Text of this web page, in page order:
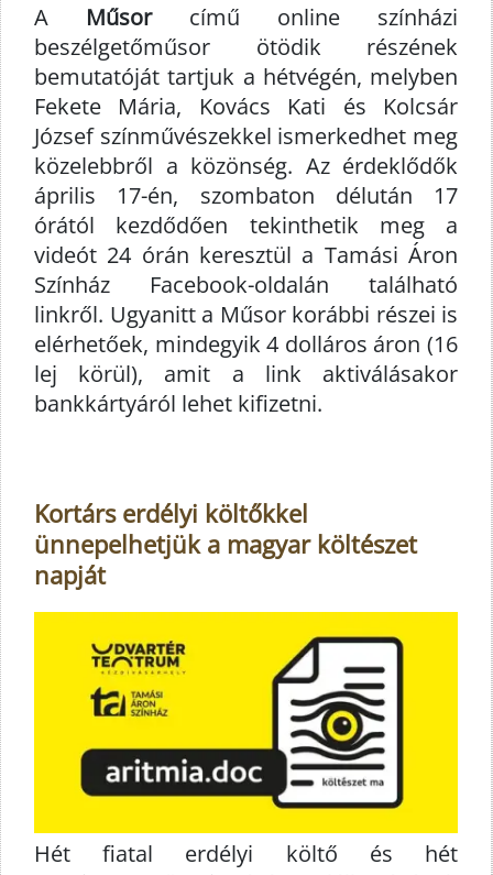
A Műsorcímű online színházi
beszélgetőműsor ötödik részének
bemutatóját tartjuk a hétvégén, melyben
Fekete Mária, Kovács Kati és Kolcsár
József színművészekkel ismerkedhet meg
közelebbről a közönség. Az érdeklődők
április 17-én, szombaton délután 17
órától kezdődően tekinthetik meg a
videót 24 órán keresztül a Tamási Áron
Színház Facebook-oldalán található
linkről. Ugyanitt a Műsor korábbi részei is
elérhetőek, mindegyik 4 dolláros áron (16
lej körül), amit a link aktiválásakor
bankkártyáról lehet kifizetni.
Kortárs erdélyi költőkkel
ünnepelhetjük a magyar költészet
napját
Hét fiatal erdélyi költő és hét